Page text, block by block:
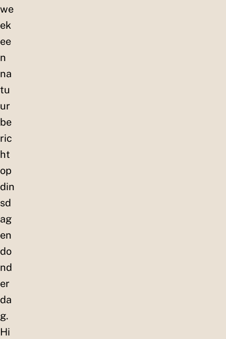
we
ek
ee
n
na
tu
ur
be
ric
ht
op
din
sd
ag
en
do
nd
er
da
g.
Hi